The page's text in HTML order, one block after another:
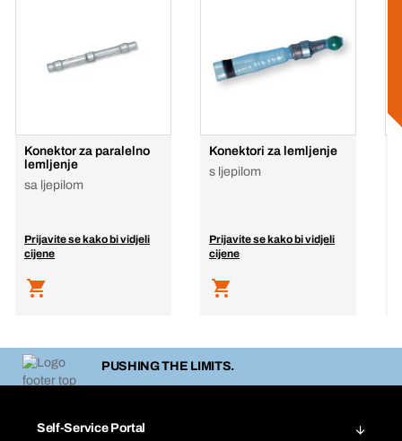
Konektor za paralelno
lemljenje
sa ljepilom
Prijavite se kako bi vidjeli
cijene
Konektori za lemljenje
s ljepilom
Prijavite se kako bi vidjeli
cijene
PUSHING THE LIMITS.
Self-Service Portal